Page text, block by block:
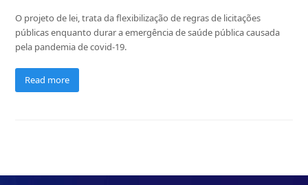
O projeto de lei, trata da flexibilização de regras de licitações
públicas enquanto durar a emergência de saúde pública causada
pela pandemia de covid-19.
Read more